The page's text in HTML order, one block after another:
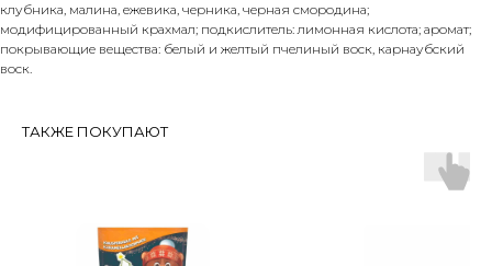
клубника, малина, ежевика, черника, черная смородина;
модифицированный крахмал; подкислитель: лимонная кислота; аромат;
покрывающие вещества: белый и желтый пчелиный воск, карнаубский
воск.
ТАКЖЕ ПОКУПАЮТ